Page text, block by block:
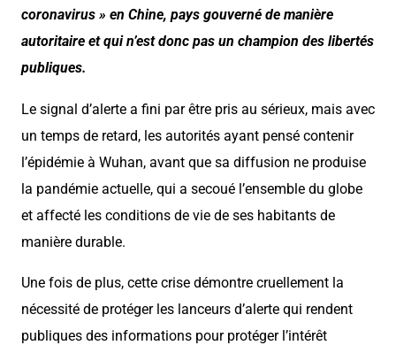
coronavirus » en Chine, pays gouverné de manière
autoritaire et qui n’est donc pas un champion des libertés
publiques.
Le signal d’alerte a fini par être pris au sérieux, mais avec
un temps de retard, les autorités ayant pensé contenir
l’épidémie à Wuhan, avant que sa diffusion ne produise
la pandémie actuelle, qui a secoué l’ensemble du globe
et affecté les conditions de vie de ses habitants de
manière durable.
Une fois de plus, cette crise démontre cruellement la
nécessité de protéger les lanceurs d’alerte qui rendent
publiques des informations pour protéger l’intérêt